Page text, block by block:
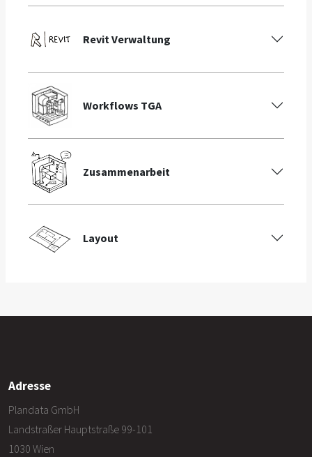
Revit Verwaltung
Workflows TGA
Zusammenarbeit
Layout
Adresse
Plandata GmbH
Landstraßer Hauptstraße 99-101
1030 Wien